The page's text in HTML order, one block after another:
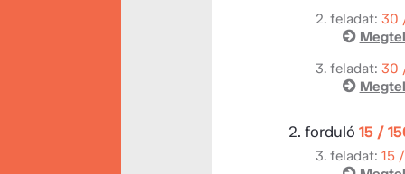
2. feladat: 30
3. feladat: 30
2. forduló 15 /
3. feladat: 15